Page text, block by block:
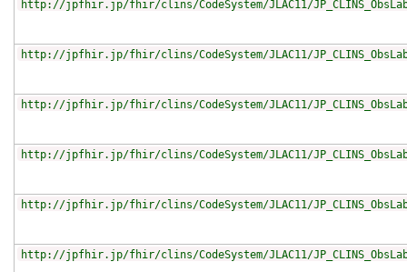
http://jpfhir.jp/fhir/clins/CodeSystem/JLAC11/
http://jpfhir.jp/fhir/clins/CodeSystem/JLAC11/
http://jpfhir.jp/fhir/clins/CodeSystem/JLAC11/
http://jpfhir.jp/fhir/clins/CodeSystem/JLAC11/
http://jpfhir.jp/fhir/clins/CodeSystem/JLAC11/
http://jpfhir.jp/fhir/clins/CodeSystem/JLAC11/